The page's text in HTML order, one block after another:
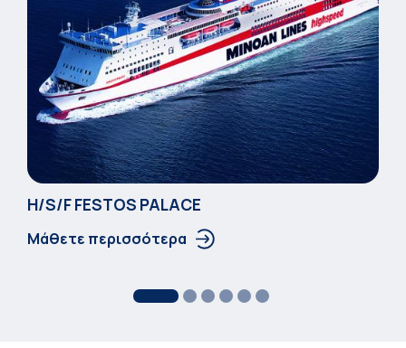
Η/S/F FESTOS PALACΕ
Μάθετε περισσότερα